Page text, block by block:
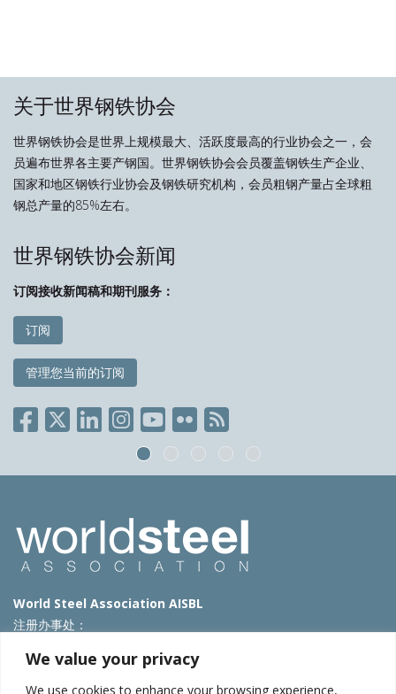
We value your privacy
We use cookies to enhance your browsing experience,
关于世界钢铁协会
世界钢铁协会是世界上规模最大、活跃度最高的行业协会之一，会
员遍布世界各主要产钢国。世界钢铁协会会员覆盖钢铁生产企业、
国家和地区钢铁行业协会及钢铁研究机构，会员粗钢产量占全球粗
钢总产量的85%左右。
世界钢铁协会新闻
订阅接收新闻稿和期刊服务：
订阅
管理您当前的订阅
World Steel Association AISBL
注册办事处：
T: +32 2 702 89 00 – E:steel@worldsteel.org